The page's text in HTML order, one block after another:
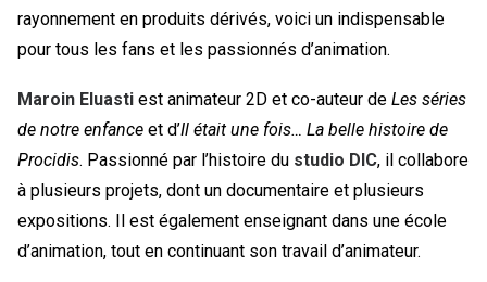
rayonnement en produits dérivés, voici un indispensable
pour tous les fans et les passionnés d’animation.
Maroin Eluasti est animateur 2D et co-auteur de Les séries
de notre enfance et d’Il était une fois… La belle histoire de
Procidis. Passionné par l’histoire du studio DIC, il collabore
à plusieurs projets, dont un documentaire et plusieurs
expositions. Il est également enseignant dans une école
d’animation, tout en continuant son travail d’animateur.